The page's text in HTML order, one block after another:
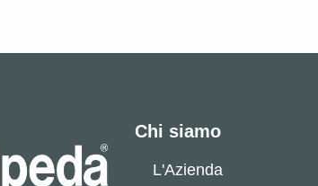
Chi siamo
L'Azienda